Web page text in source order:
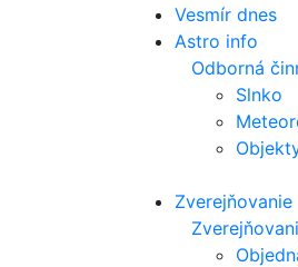
Vesmír dnes
Astro info
Odborná
Slnko
Zverejňovanie